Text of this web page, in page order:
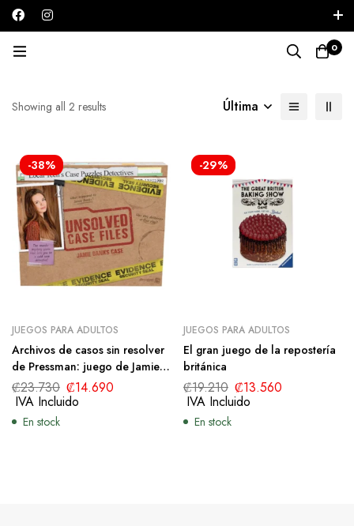
0
Showing all 2 results Última
-38%
JUEGOS PARA ADULTOS
Archivos de casos sin resolver
de Pressman: juego de Jamie
Banks
₡23.730 ₡14.690
IVA Incluido
En stock
-29%
JUEGOS PARA ADULTOS
El gran juego de la repostería
británica
₡19.210 ₡13.560
IVA Incluido
En stock